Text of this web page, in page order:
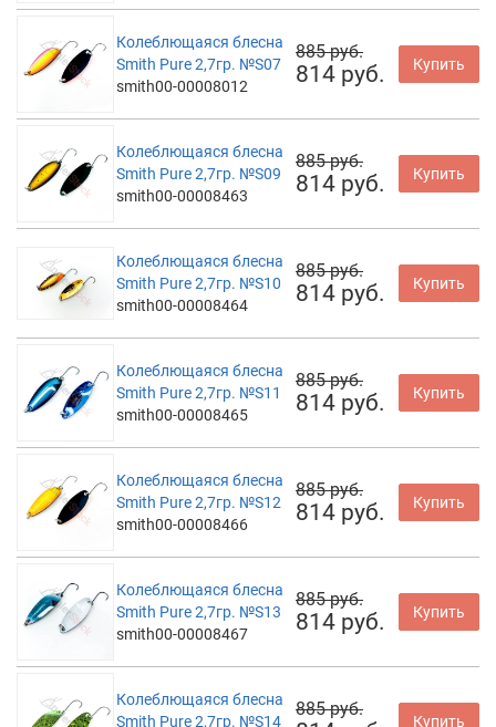
Колеблющаяся блесна
Smith Pure 2,7гр. №S07
smith00-00008012
885 руб.
814 руб. Купить
Колеблющаяся блесна
Smith Pure 2,7гр. №S09
smith00-00008463
885 руб.
814 руб. Купить
Колеблющаяся блесна
Smith Pure 2,7гр. №S10
smith00-00008464
885 руб.
814 руб. Купить
Колеблющаяся блесна
Smith Pure 2,7гр. №S11
smith00-00008465
885 руб.
814 руб. Купить
Колеблющаяся блесна
Smith Pure 2,7гр. №S12
smith00-00008466
885 руб.
814 руб. Купить
Колеблющаяся блесна
Smith Pure 2,7гр. №S13
smith00-00008467
885 руб.
814 руб. Купить
Колеблющаяся блесна
Smith Pure 2,7гр. №S14
885 руб.
Купить